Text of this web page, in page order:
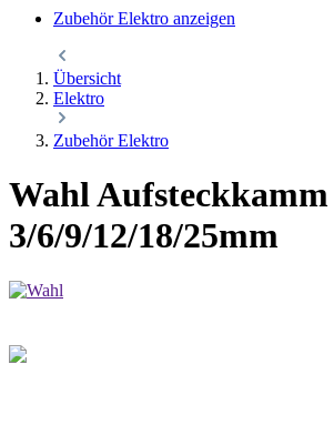
Zubehör Elektro anzeigen
Übersicht
Elektro
Zubehör Elektro
Wahl Aufsteckkamm
3/6/9/12/18/25mm